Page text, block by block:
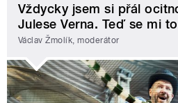
Vždycky jsem si přál
Julese Verna. Teď se mi
Václav Žmolík, moderátor